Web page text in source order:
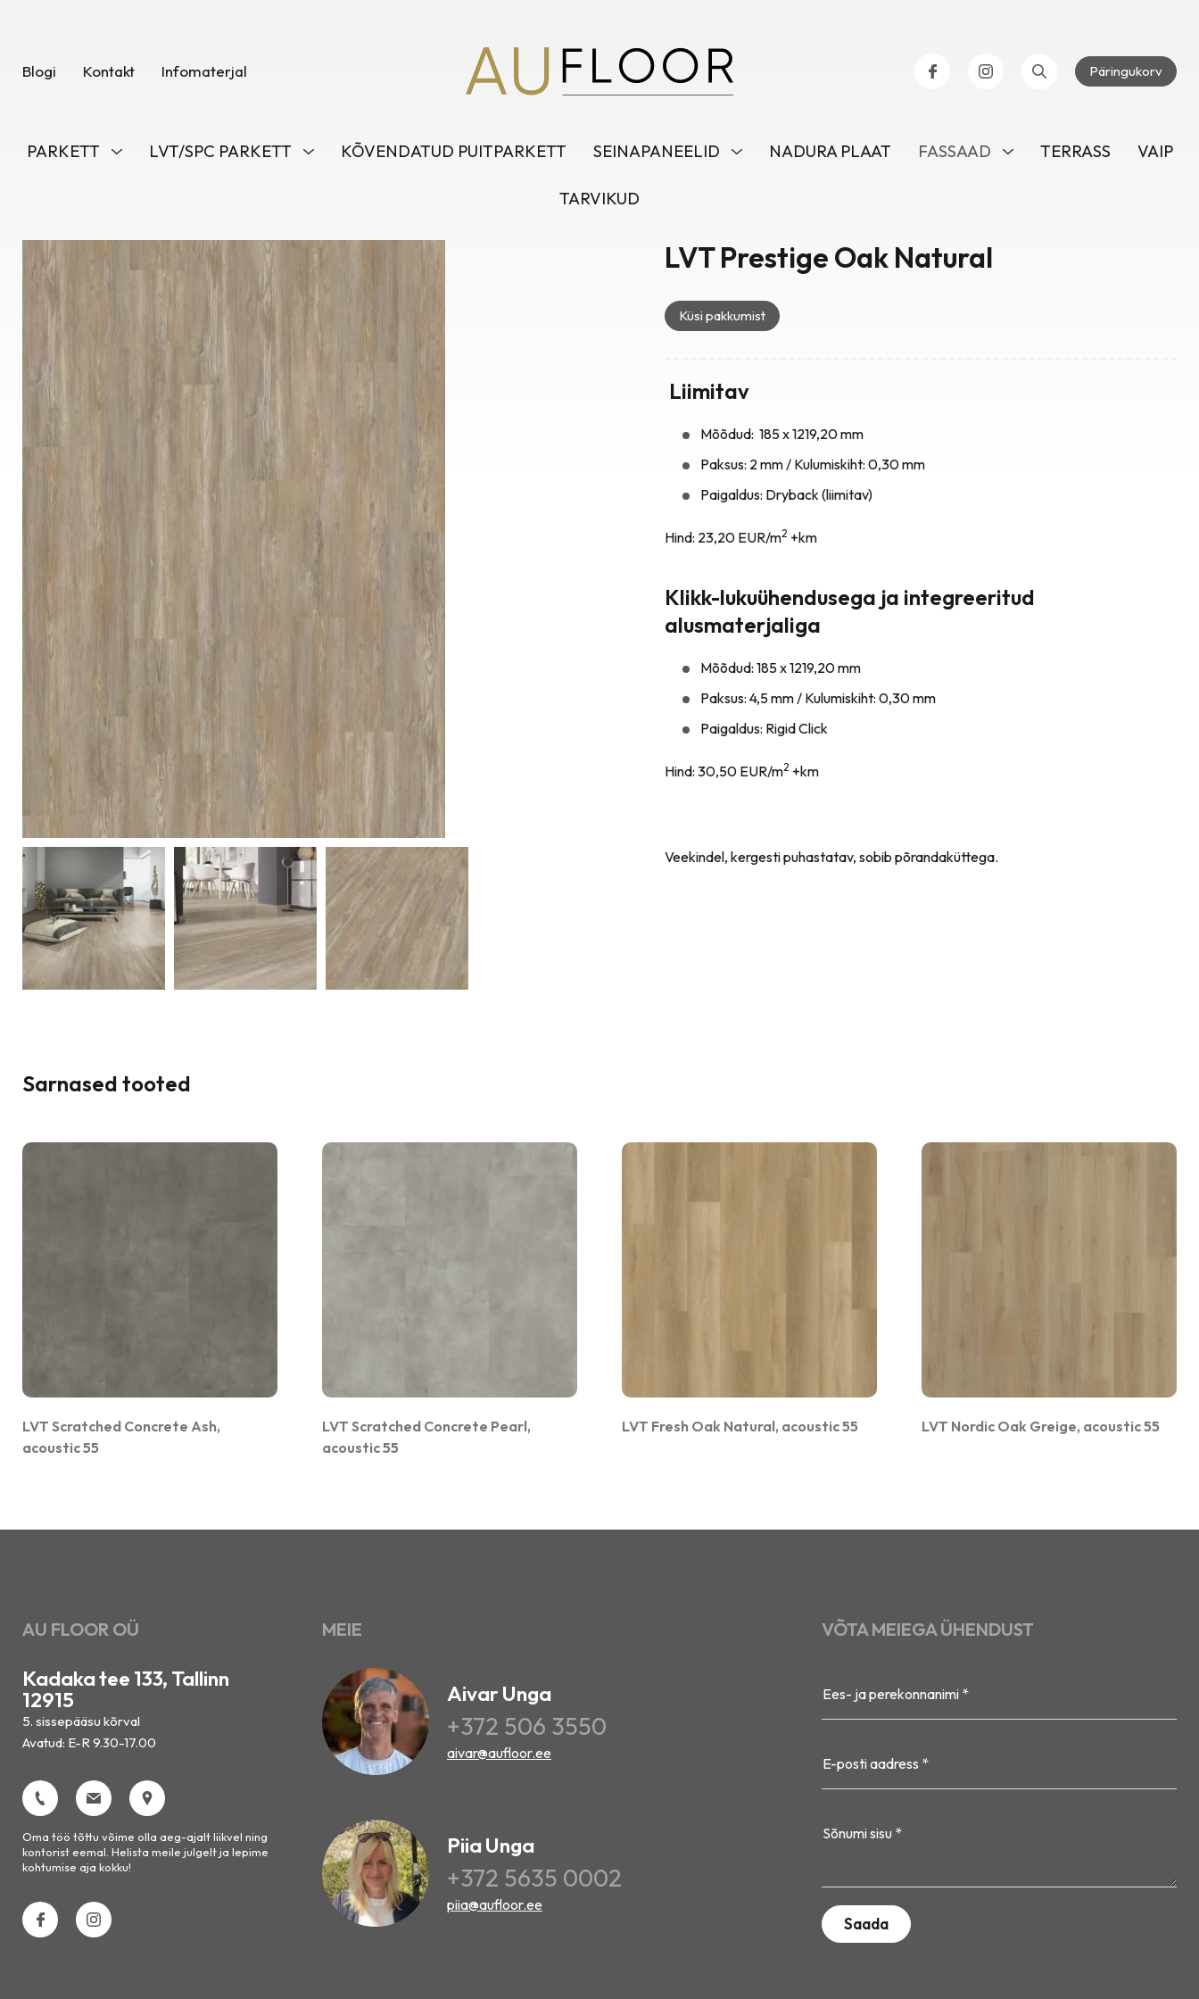
Blogi Kontakt Infomaterjal Päringukorv
PARKETT LVT/SPC PARKETT KÕVENDATUD PUITPARKETT SEINAPANEELID NADURA PLAAT FASSAAD TERRASS VAIP
TARVIKUD
LVT Prestige Oak Natural
Küsi pakkumist
Liimitav
Mõõdud: 185 x 1219,20 mm
Paksus: 2 mm / Kulumiskiht: 0,30 mm
Paigaldus: Dryback (liimitav)
Hind: 23,20 EUR/m2 +km
Klikk-lukuühendusega ja integreeritud
alusmaterjaliga
Mõõdud: 185 x 1219,20 mm
Paksus: 4,5 mm / Kulumiskiht: 0,30 mm
Paigaldus: Rigid Click
Hind: 30,50 EUR/m2 +km
Veekindel, kergesti puhastatav, sobib põrandaküttega.
Sarnased tooted
LVT Scratched Concrete Ash,
acoustic 55
LVT Scratched Concrete Pearl,
acoustic 55
LVT Fresh Oak Natural, acoustic 55 LVT Nordic Oak Greige, acoustic 55
AU FLOOR OÜ
Kadaka tee 133, Tallinn
12915
5. sissepääsu kõrval
Avatud: E-R 9.30-17.00
Oma töö tõttu võime olla aeg-ajalt liikvel ning
kontorist eemal. Helista meile julgelt ja lepime
kohtumise aja kokku!
MEIE
Aivar Unga
+372 506 3550
aivar@aufloor.ee
Piia Unga
+372 5635 0002
piia@aufloor.ee
VÕTA MEIEGA ÜHENDUST
Ees- ja perekonnanimi *
E-posti aadress *
Sõnumi sisu *